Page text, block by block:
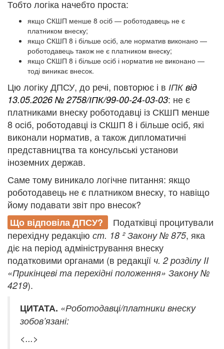
Тобто логіка начебто проста:
якщо СКШП менше 8 осіб — роботодавець не є
платником внеску;
якщо СКШП 8 і більше осіб, але норматив виконано —
роботодавець також не є платником внеску;
якщо СКШП 8 і більше осіб і норматив не виконано —
тоді виникає внесок.
Цю логіку ДПСУ, до речі, повторює і в ІПК від
13.05.2026 № 2758/ІПК/99-00-24-03-03: не є
платниками внеску роботодавці із СКШП менше
8 осіб, роботодавці із СКШП 8 і більше осіб, які
виконали норматив, а також дипломатичні
представництва та консульські установи
іноземних держав.
Саме тому виникало логічне питання: якщо
роботодавець не є платником внеску, то навіщо
йому подавати звіт про внесок?
Що відповіла ДПСУ?
Податківці процитували
перехідну редакцію ст. 18 ² Закону № 875, яка
діє на період адміністрування внеску
податковими органами (в редакції ч. 2 розділу II
«Прикінцеві та перехідні положення» Закону №
4219).
ЦИТАТА. «Роботодавці/платники внеску
зобов’язані:
<...>